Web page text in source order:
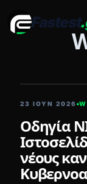
Fastest
23 ΙΟΥΝ 2026
Οδηγία
νέους